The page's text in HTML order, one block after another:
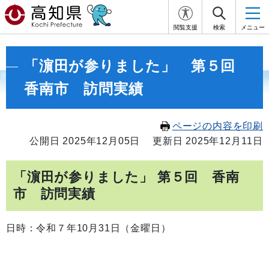
閲覧支援 検索 メニュー
「濵田が参りました」 第５回
香南市 訪問実績
ページの内容を印刷
公開日 2025年12月05日
更新日 2025年12月11日
「濵田が参りました」 第５回 香南
市 訪問実績
日時：令和７年10月31日（金曜日）